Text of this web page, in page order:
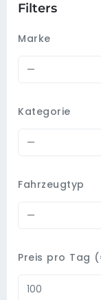
Filters
Marke
—
Kategorie
—
Fahrzeugtyp
—
Preis pro Tag